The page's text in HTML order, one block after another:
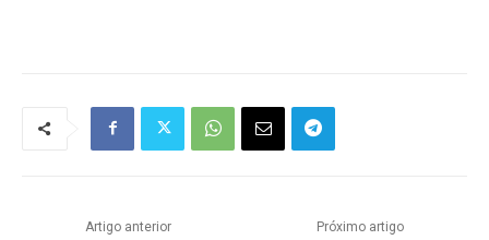
Artigo anterior Próximo artigo